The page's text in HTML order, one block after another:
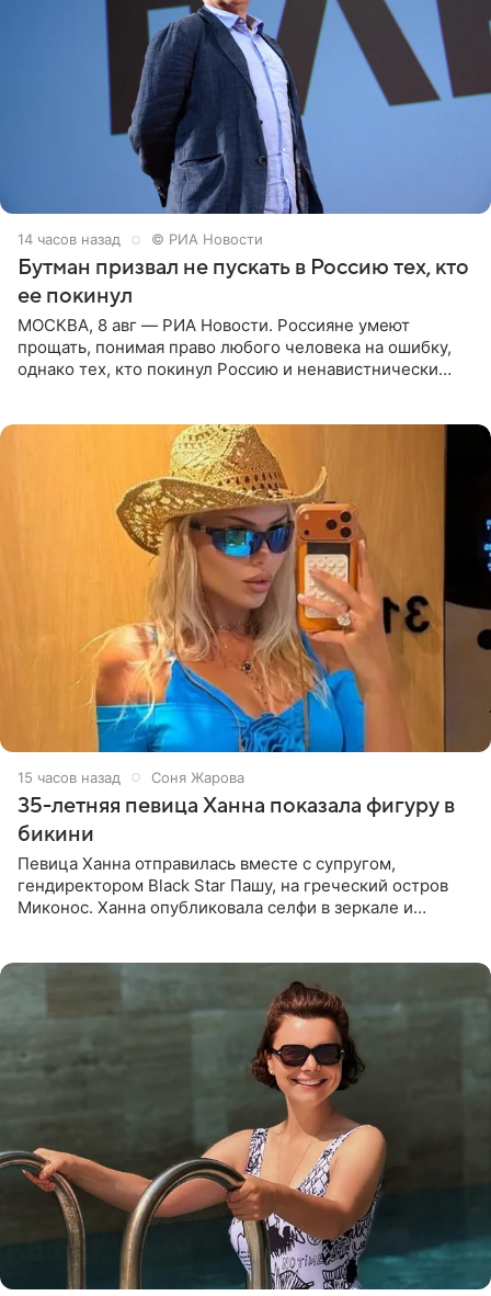
14 часов назад © РИА Новости
Бутман призвал не пускать в Россию тех, кто
ее покинул
МОСКВА, 8 авг — РИА Новости. Россияне умеют
прощать, понимая право любого человека на ошибку,
однако тех, кто покинул Россию и ненавистнически
15 часов назад Соня Жарова
35-летняя певица Ханна показала фигуру в
бикини
Певица Ханна отправилась вместе с супругом,
гендиректором Black Star Пашу, на греческий остров
Миконос. Ханна опубликовала селфи в зеркале и